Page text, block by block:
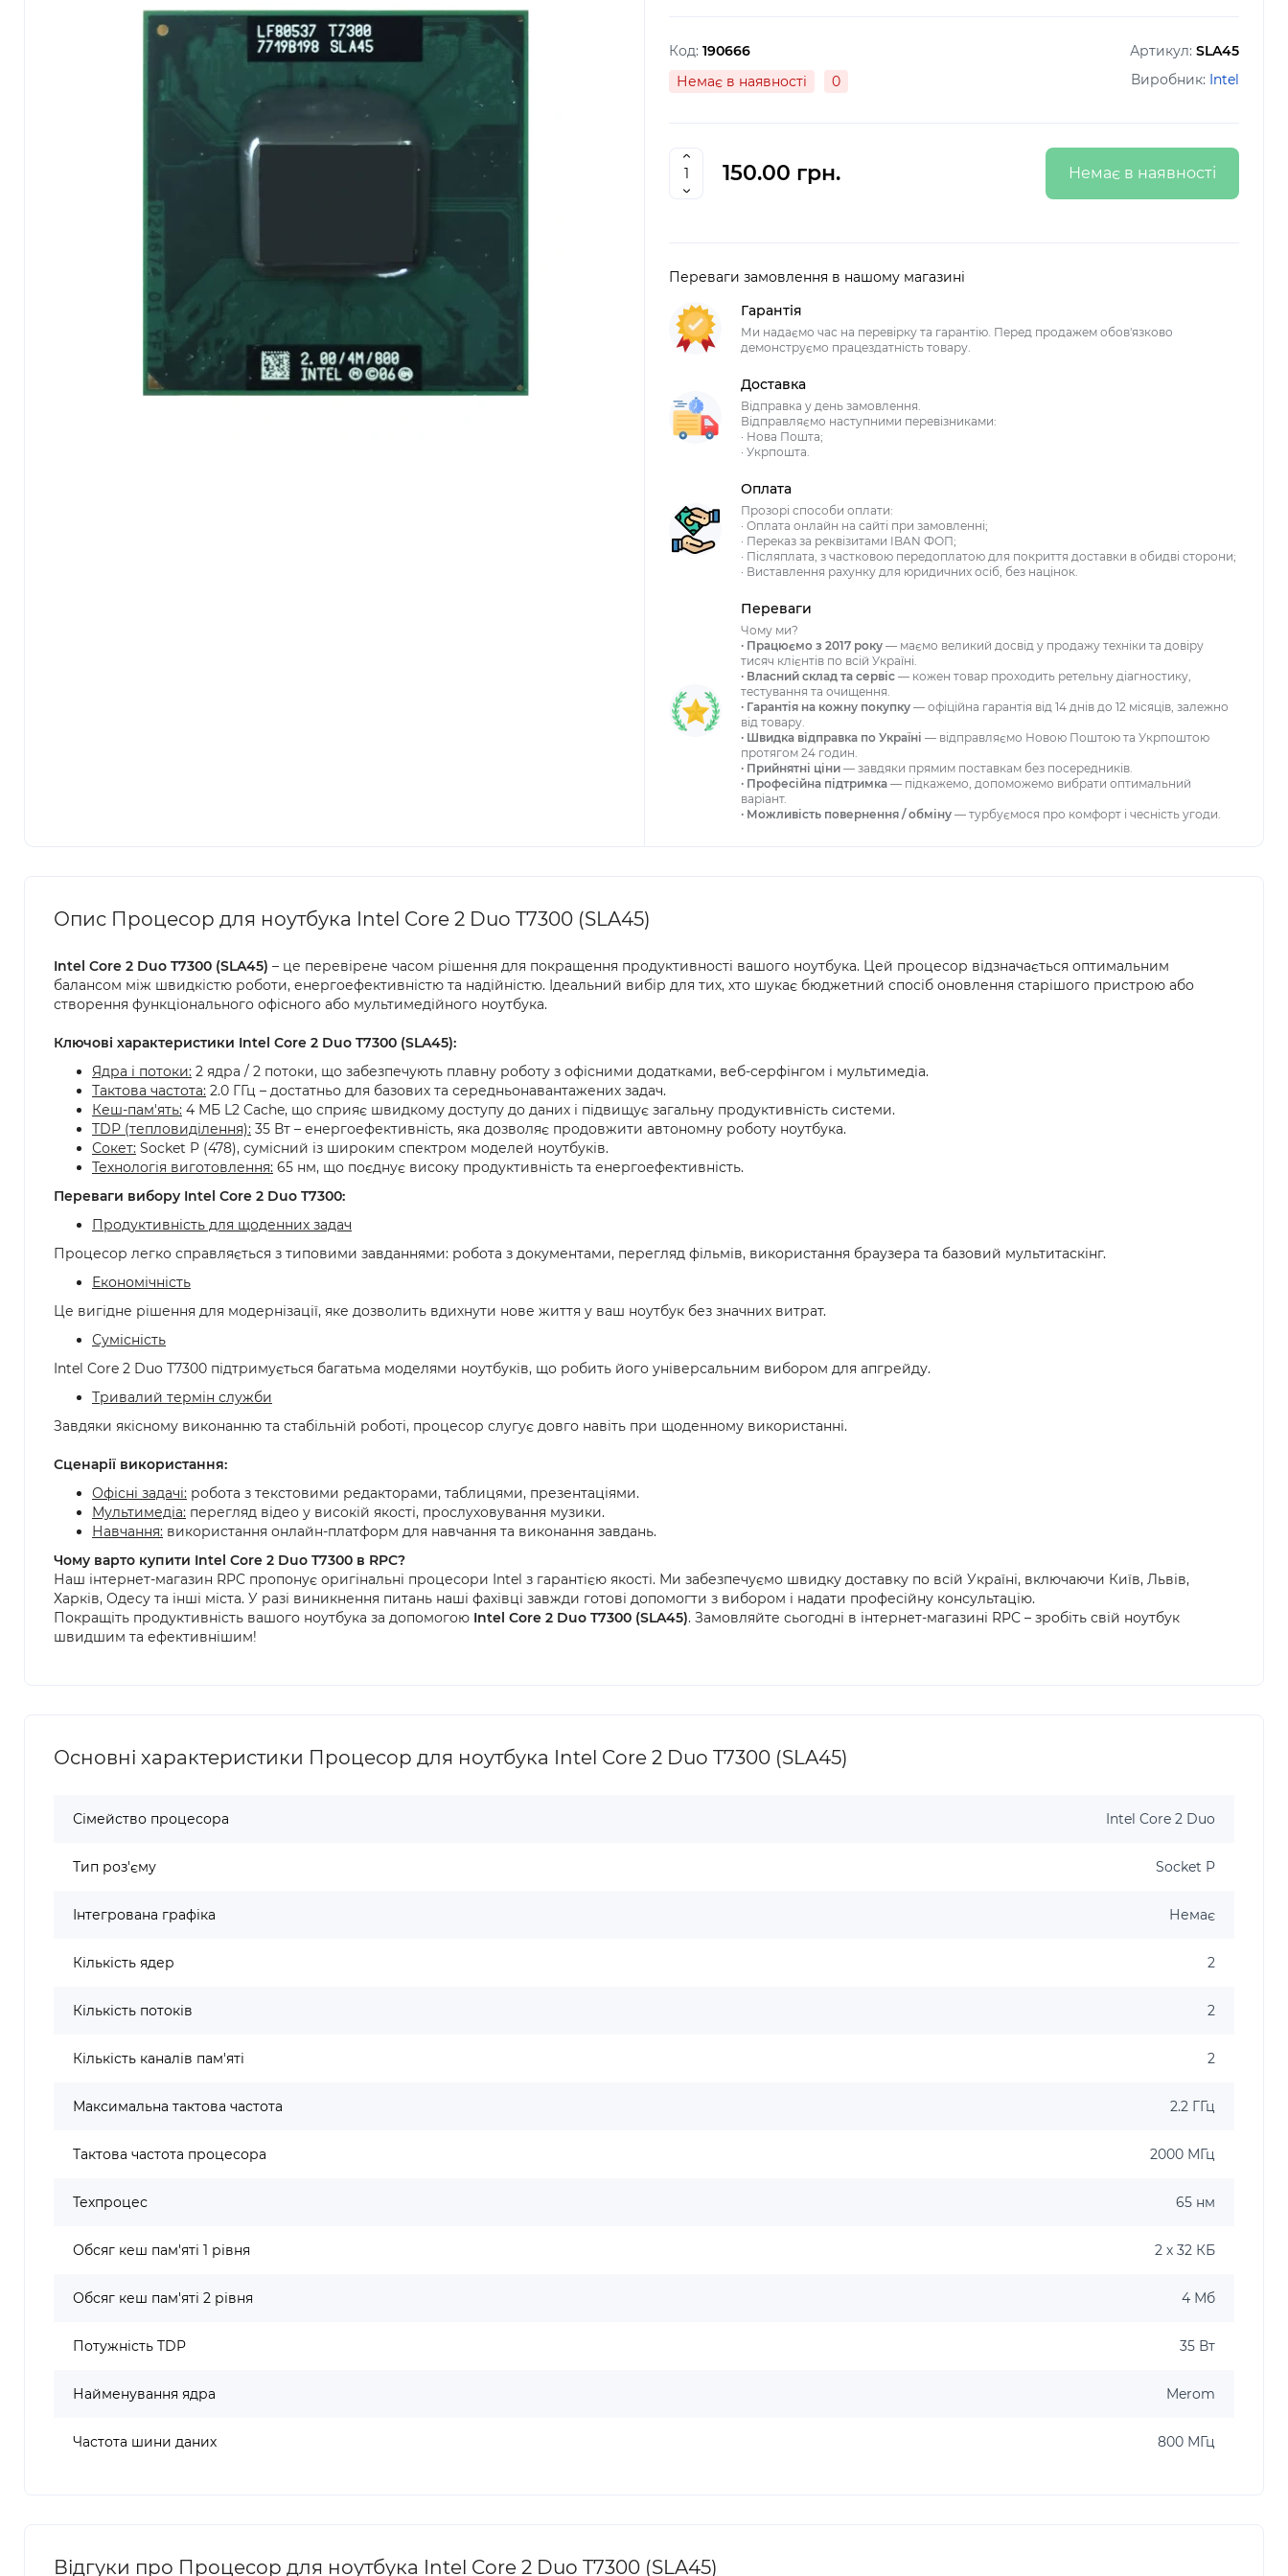
Код: 190666 Артикул: SLA45
Виробник: Intel
Немає в наявності 0
150.00 грн. Немає в наявності
Переваги замовлення в нашому магазині
Гарантія
Ми надаємо час на перевірку та гарантію. Перед продажем обов'язково
демонструємо працездатність товару.
Доставка
Відправка у день замовлення.
Відправляємо наступними перевізниками:
· Нова Пошта;
· Укрпошта.
Оплата
Прозорі способи оплати:
· Оплата онлайн на сайті при замовленні;
· Переказ за реквізитами IBAN ФОП;
· Післяплата, з частковою передоплатою для покриття доставки в обидві сторони;
· Виставлення рахунку для юридичних осіб, без націнок.
Переваги
Чому ми?
· Працюємо з 2017 року — маємо великий досвід у продажу техніки та довіру
тисяч клієнтів по всій Україні.
· Власний склад та сервіс — кожен товар проходить ретельну діагностику,
тестування та очищення.
· Гарантія на кожну покупку — офіційна гарантія від 14 днів до 12 місяців, залежно
від товару.
· Швидка відправка по Україні — відправляємо Новою Поштою та Укрпоштою
протягом 24 годин.
· Прийнятні ціни — завдяки прямим поставкам без посередників.
· Професійна підтримка — підкажемо, допоможемо вибрати оптимальний
варіант.
· Можливість повернення / обміну — турбуємося про комфорт і чесність угоди.
Опис Процесор для ноутбука Intel Core 2 Duo T7300 (SLA45)
Intel Core 2 Duo T7300 (SLA45) – це перевірене часом рішення для покращення продуктивності вашого ноутбука. Цей процесор відзначається оптимальним
балансом між швидкістю роботи, енергоефективністю та надійністю. Ідеальний вибір для тих, хто шукає бюджетний спосіб оновлення старішого пристрою або
створення функціонального офісного або мультимедійного ноутбука.
Ключові характеристики Intel Core 2 Duo T7300 (SLA45):
Ядра і потоки: 2 ядра / 2 потоки, що забезпечують плавну роботу з офісними додатками, веб-серфінгом і мультимедіа.
Тактова частота: 2.0 ГГц – достатньо для базових та середньонавантажених задач.
Кеш-пам'ять: 4 МБ L2 Cache, що сприяє швидкому доступу до даних і підвищує загальну продуктивність системи.
TDP (тепловиділення): 35 Вт – енергоефективність, яка дозволяє продовжити автономну роботу ноутбука.
Сокет: Socket P (478), сумісний із широким спектром моделей ноутбуків.
Технологія виготовлення: 65 нм, що поєднує високу продуктивність та енергоефективність.
Переваги вибору Intel Core 2 Duo T7300:
Продуктивність для щоденних задач
Процесор легко справляється з типовими завданнями: робота з документами, перегляд фільмів, використання браузера та базовий мультитаскінг.
Економічність
Це вигідне рішення для модернізації, яке дозволить вдихнути нове життя у ваш ноутбук без значних витрат.
Сумісність
Intel Core 2 Duo T7300 підтримується багатьма моделями ноутбуків, що робить його універсальним вибором для апгрейду.
Тривалий термін служби
Завдяки якісному виконанню та стабільній роботі, процесор слугує довго навіть при щоденному використанні.
Сценарії використання:
Офісні задачі: робота з текстовими редакторами, таблицями, презентаціями.
Мультимедіа: перегляд відео у високій якості, прослуховування музики.
Навчання: використання онлайн-платформ для навчання та виконання завдань.
Чому варто купити Intel Core 2 Duo T7300 в RPC?
Наш інтернет-магазин RPC пропонує оригінальні процесори Intel з гарантією якості. Ми забезпечуємо швидку доставку по всій Україні, включаючи Київ, Львів,
Харків, Одесу та інші міста. У разі виникнення питань наші фахівці завжди готові допомогти з вибором і надати професійну консультацію.
Покращіть продуктивність вашого ноутбука за допомогою Intel Core 2 Duo T7300 (SLA45). Замовляйте сьогодні в інтернет-магазині RPC – зробіть свій ноутбук
швидшим та ефективнішим!
Основні характеристики Процесор для ноутбука Intel Core 2 Duo T7300 (SLA45)
Сімейство процесора Intel Core 2 Duo
Тип роз'єму Socket P
Інтегрована графіка Немає
Кількість ядер 2
Кількість потоків 2
Кількість каналів пам'яті 2
Максимальна тактова частота 2.2 ГГц
Тактова частота процесора 2000 МГц
Техпроцес 65 нм
Обсяг кеш пам'яті 1 рівня 2 х 32 КБ
Обсяг кеш пам'яті 2 рівня 4 Мб
Потужність TDP 35 Вт
Найменування ядра Merom
Частота шини даних 800 МГц
Відгуки про Процесор для ноутбука Intel Core 2 Duo T7300 (SLA45)